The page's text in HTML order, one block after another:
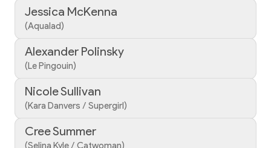
Jessica McKenna
(Aqualad)
Alexander Polinsky
(Le Pingouin)
Nicole Sullivan
(Kara Danvers / Supergirl)
Cree Summer
(Selina Kyle / Catwoman)